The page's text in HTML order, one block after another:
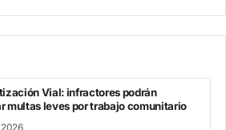
Vial: infractores podrán
multas leves por trabajo comunitario